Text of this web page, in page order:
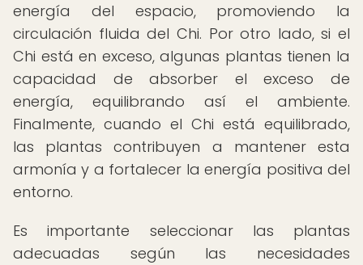
energía del espacio, promoviendo la
circulación fluida del Chi. Por otro lado, si el
Chi está en exceso, algunas plantas tienen la
capacidad de absorber el exceso de
energía, equilibrando así el ambiente.
Finalmente, cuando el Chi está equilibrado,
las plantas contribuyen a mantener esta
armonía y a fortalecer la energía positiva del
entorno.
Es importante seleccionar las plantas
adecuadas según las necesidades